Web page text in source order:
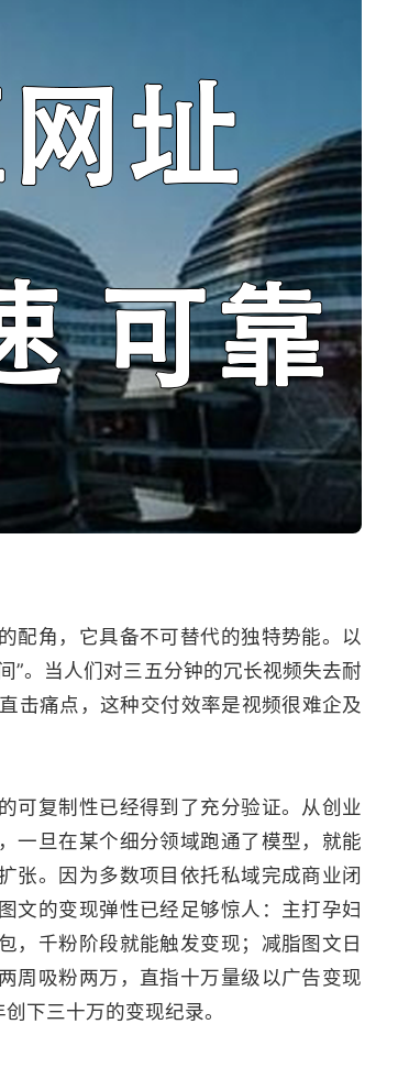
配角，它具备不可替代的独特势能。以
”。当人们对三五分钟的冗长视频失去耐
击痛点，这种交付效率是视频很难企及
可复制性已经得到了充分验证。从创业
一旦在某个细分领域跑通了模型，就能
张。因为多数项目依托私域完成商业闭
文的变现弹性已经足够惊人：主打孕妇
，千粉阶段就能触发变现；减脂图文日
周吸粉两万，直指十万量级以广告变现
下三十万的变现纪录。